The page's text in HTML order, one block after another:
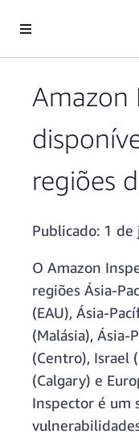
Pular para o conteúdo
Amazon
regiões
Publicado: 1 de
O Amazon
regiões Ásia-
(EAU), Ásia-
(Malásia), Ásia-
(Centro), Israel
(Calgary) e
Inspector é um